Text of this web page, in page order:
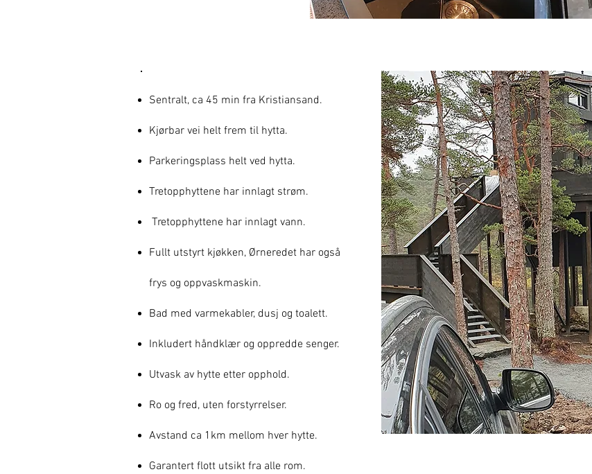
Sentralt, ca 45 min fra Kristiansand.
Kjørbar vei helt frem til hytta.
Parkeringsplass helt ved hytta.
Tretopphyttene har innlagt strøm.
Tretopphyttene har innlagt vann.
Fullt utstyrt kjøkken, Ørneredet har også
frys og oppvaskmaskin.
Bad med varmekabler, dusj og toalett.
Inkludert håndklær og oppredde senger.
Utvask av hytte etter opphold.
Ro og fred, uten forstyrrelser.
Avstand ca 1km mellom hver hytte.
Garantert flott utsikt fra alle rom.